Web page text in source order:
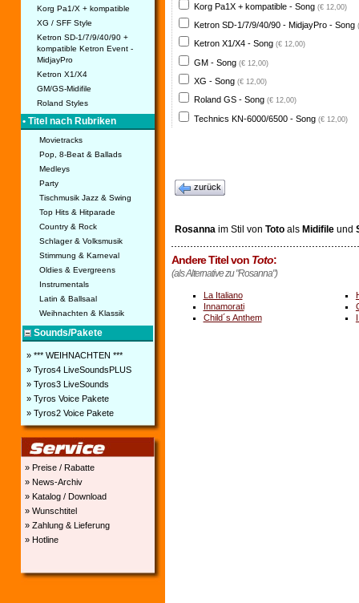
Korg Pa1/X + kompatible
XG / SFF Style
Ketron SD-1/7/9/40/90 +
kompatible Ketron Event -
MidjayPro
Ketron X1/X4
GM/GS-Midifile
Roland Styles
• Titel nach Rubriken
Movietracks
Pop, 8-Beat & Ballads
Medleys
Party
Tischmusik Jazz & Swing
Top Hits & Hitparade
Country & Rock
Schlager & Volksmusik
Stimmung & Karneval
Oldies & Evergreens
Instrumentals
Latin & Ballsaal
Weihnachten & Klassik
Sounds/Pakete
» *** WEIHNACHTEN ***
» Tyros4 LiveSoundsPLUS
» Tyros3 LiveSounds
» Tyros Voice Pakete
» Tyros2 Voice Pakete
» Preise / Rabatte
» News-Archiv
» Katalog / Download
» Wunschtitel
» Zahlung & Lieferung
» Hotline
Korg Pa1X + kompatible - Song (€ 12,00)
Ketron SD-1/7/9/40/90 - MidjayPro - Song
Ketron X1/X4 - Song (€ 12,00)
GM - Song (€ 12,00)
XG - Song (€ 12,00)
Roland GS - Song (€ 12,00)
Technics KN-6000/6500 - Song (€ 12,00)
zurück
Rosannaim Stil von Totoals Midifileund
Andere Titel von Toto:
(als Alternative zu "Rosanna")
La Italiano
Innamorati
Child´s Anthem